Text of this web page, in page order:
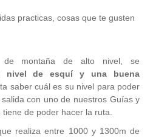
practicas, cosas que te gusten
montaña de alto nivel, se
nivel de esquí y una buena
saber cuál es su nivel para poder
con uno de nuestros Guías y
de poder hacer la ruta.
realiza entre 1000 y 1300m de